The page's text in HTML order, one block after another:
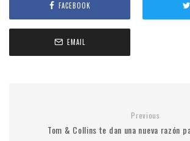
FACEBOOK
EMAIL
Previous
Tom & Collins te dan una nueva razón